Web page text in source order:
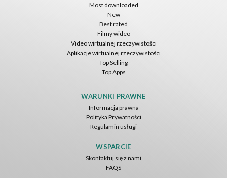
Most downloaded
New
Best rated
Filmy wideo
Video wirtualnej rzeczywistości
Aplikacje wirtualnej rzeczywistości
Top Selling
Top Apps
WARUNKI PRAWNE
Informacja prawna
Polityka Prywatności
Regulamin usługi
WSPARCIE
Skontaktuj się z nami
FAQS